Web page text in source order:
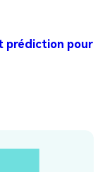
prédiction pour